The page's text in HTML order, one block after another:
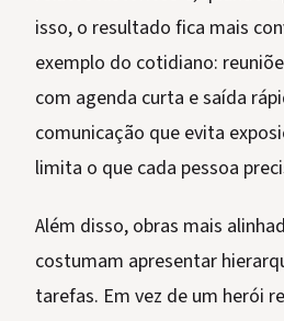
isso, o resultado fica mais
exemplo do cotidiano:
com agenda curta e saída
comunicação que evita
limita o que cada pessoa
Além disso, obras mais
costumam apresentar
tarefas. Em vez de um herói